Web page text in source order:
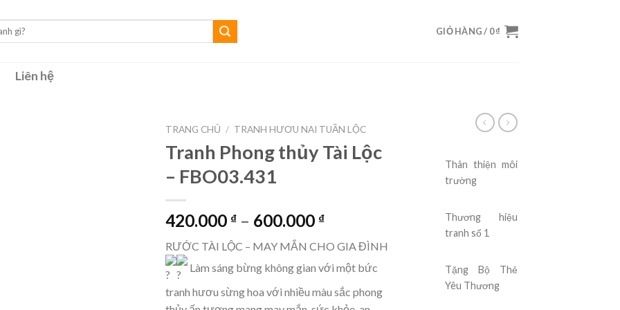
GIỎ HÀNG / 0₫
Liên hệ
TRANG CHỦ / TRANH HƯƠU NAI TUẦN LỘC
Tranh Phong thủy Tài Lộc
– FBO03.431
420.000 ₫ – 600.000 ₫
RƯỚC TÀI LỘC – MAY MẮN CHO GIA ĐÌNH
Làm sáng bừng không gian với một bức
tranh hươu sừng hoa với nhiều màu sắc phong
Thân thiệnmôi
trường
Thương hiệu
tranh số 1
Tặng Bộ Thẻ
Yêu Thương